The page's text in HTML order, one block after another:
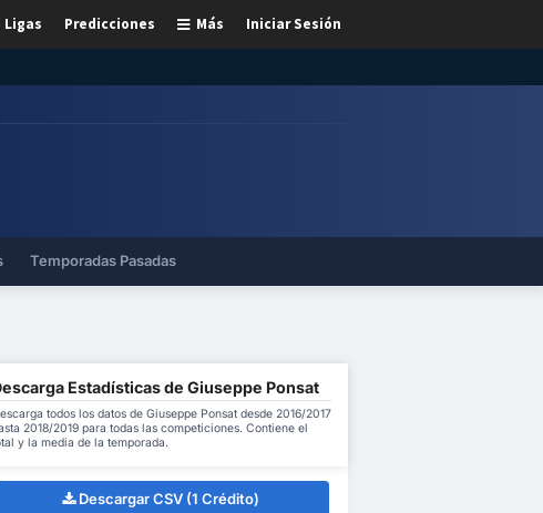
Iniciar Sesión
Más
Predicciones
Ligas
Temporadas Pasadas
Estadísticas de Giuseppe Ponsat
todos los datos de Giuseppe Ponsat desde 2016/2017
2018/2019 para todas las competiciones. Contiene el
y la media de la temporada.
Descargar CSV (1 Crédito)